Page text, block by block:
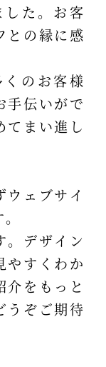
た。お客
との縁に感
のお客様
手伝いがで
てまい進し
ェブサイ
。デザイン
やすくわか
介をもっと
うぞご期待